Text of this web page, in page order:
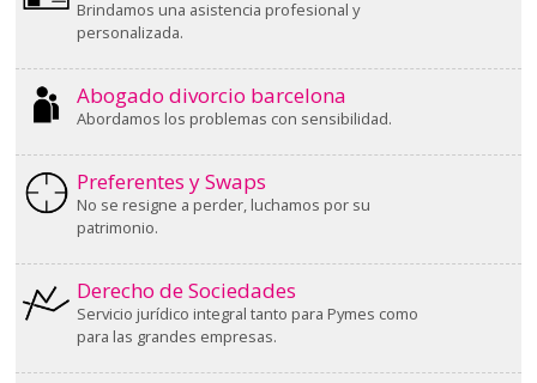
Brindamos una asistencia profesional y
personalizada.
Abogado divorcio barcelona
Abordamos los problemas con sensibilidad.
Preferentes y Swaps
No se resigne a perder, luchamos por su
patrimonio.
Derecho de Sociedades
Servicio jurídico integral tanto para Pymes como
para las grandes empresas.